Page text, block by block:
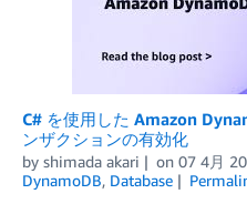
C# を使用した Amazon
ンザクションの有効化
by shimada akari on 07 4月
DynamoDB, Database